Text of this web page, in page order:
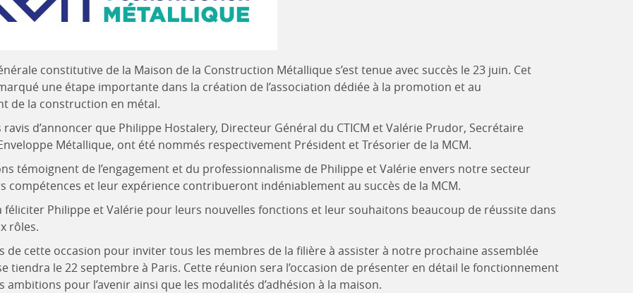
constitutive de la Maison de la Construction Métallique s’est tenue avec succès le 23 juin. Cet
une étape importante dans la création de l’association dédiée à la promotion et au
de la construction en métal.
d’annoncer que Philippe Hostalery, Directeur Général du CTICM et Valérie Prudor, Secrétaire
Métallique, ont été nommés respectivement Président et Trésorier de la MCM.
témoignent de l’engagement et du professionnalisme de Philippe et Valérie envers notre secteur
compétences et leur expérience contribueront indéniablement au succès de la MCM.
féliciter Philippe et Valérie pour leurs nouvelles fonctions et leur souhaitons beaucoup de réussite dans
rôles.
de cette occasion pour inviter tous les membres de la filière à assister à notre prochaine assemblée
tiendra le 22 septembre à Paris. Cette réunion sera l’occasion de présenter en détail le fonctionnement
ambitions pour l’avenir ainsi que les modalités d’adhésion à la maison.